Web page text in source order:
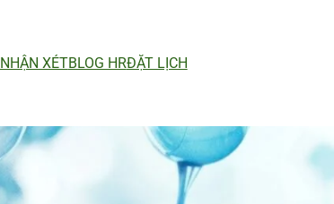
NHẬN XÉTBLOG HRĐẶT LỊCH